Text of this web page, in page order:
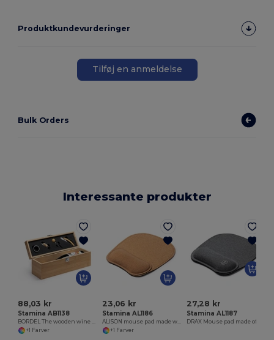
Produktkundevurderinger
Tilføj en anmeldelse
Bulk Orders
Interessante produkter
88,03 kr
Stamina AB1138
+1 Farver
23,06 kr
Stamina AL1186
+1 Farver
27,28 kr
Stamina AL1187